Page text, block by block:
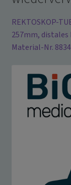
REKTOSKOP-
257mm,
Material-Nr.